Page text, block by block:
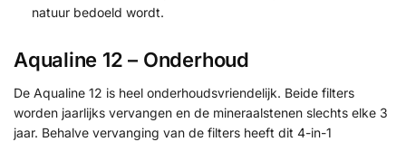
natuur bedoeld wordt.
Aqualine 12 – Onderhoud
De Aqualine 12 is heel onderhoudsvriendelijk. Beide filters
worden jaarlijks vervangen en de mineraalstenen slechts elke 3
jaar. Behalve vervanging van de filters heeft dit 4-in-1